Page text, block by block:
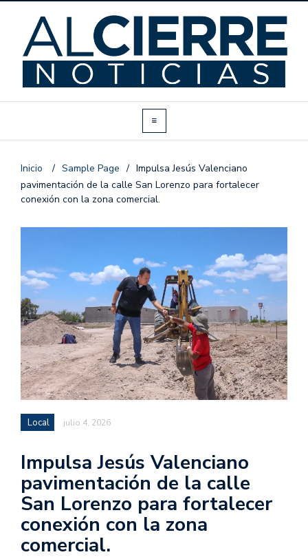
Inicio / Sample Page / Impulsa Jesús Valenciano
pavimentación de la calle San Lorenzo para fortalecer
conexión con la zona comercial.
Local julio 4, 2026
Impulsa Jesús Valenciano
pavimentación de la calle
San Lorenzo para fortalecer
conexión con la zona
comercial.